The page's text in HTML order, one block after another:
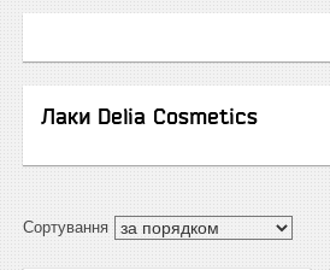
Лаки Delia Cosmetics